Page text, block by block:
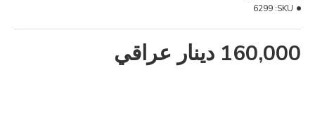
160,000 دينار عراقي
SKU:
6299